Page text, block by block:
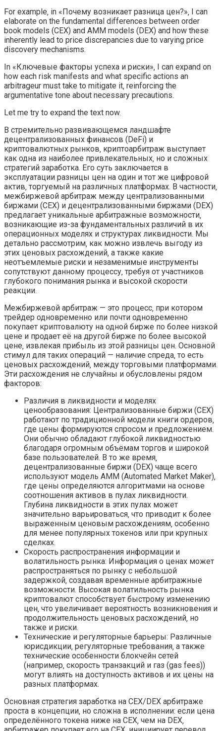
For example‚ in «Почему возникает разница цен?»‚ I can
elaborate on the fundamental differences between order
book models (CEX) and AMM models (DEX) and how these
inherently lead to price discrepancies due to varying price
discovery mechanisms.
In «Ключевые факторы успеха и риски»‚ I can expand on
how each risk manifests and what specific actions an
arbitrageur must take to mitigate it‚ reinforcing the
argumentative tone about necessary precautions.
Let me try to expand the text now.
В стремительно развивающемся ландшафте
децентрализованных финансов (DeFi) и
криптовалютных рынков‚ криптоарбитраж выступает
как одна из наиболее привлекательных‚ но и сложных
стратегий заработка. Его суть заключается в
эксплуатации разницы цен на один и тот же цифровой
актив‚ торгуемый на различных платформах. В частности‚
межбиржевой арбитраж между централизованными
биржами (CEX) и децентрализованными биржами (DEX)
предлагает уникальные арбитражные возможности‚
возникающие из-за фундаментальных различий в их
операционных моделях и структурах ликвидности. Мы
детально рассмотрим‚ как можно извлечь выгоду из
этих ценовых расхождений‚ а также какие
неотъемлемые риски и незаменимые инструменты
сопутствуют данному процессу‚ требуя от участников
глубокого понимания рынка и высокой скорости
реакции.
Межбиржевой арбитраж — это процесс‚ при котором
трейдер одновременно или почти одновременно
покупает криптовалюту на одной бирже по более низкой
цене и продает её на другой бирже по более высокой
цене‚ извлекая прибыль из этой разницы цен. Основной
стимул для таких операций — наличие спреда‚ то есть
ценовых расхождений‚ между торговыми платформами.
Эти расхождения не случайны и обусловлены рядом
факторов:
Различия в ликвидности и моделях
ценообразования: Централизованные биржи (CEX)
работают по традиционной модели книги ордеров‚
где цены формируются спросом и предложением.
Они обычно обладают глубокой ликвидностью
благодаря огромным объёмам торгов и широкой
базе пользователей. В то же время‚
децентрализованные биржи (DEX) чаще всего
используют модель AMM (Automated Market Maker)‚
где цены определяются алгоритмами на основе
соотношения активов в пулах ликвидности.
Глубина ликвидности в этих пулах может
значительно варьироваться‚ что приводит к более
выраженным ценовым расхождениям‚ особенно
для менее популярных токенов или при крупных
сделках.
Скорость распространения информации и
волатильность рынка: Информация о ценах может
распространяться по рынку с небольшой
задержкой‚ создавая временные арбитражные
возможности. Высокая волатильность рынка
криптовалют способствует быстрому изменению
цен‚ что увеличивает вероятность возникновения и
продолжительность ценовых расхождений‚ но
также и риски.
Технические и регуляторные барьеры: Различные
юрисдикции‚ регуляторные требования‚ а также
технические особенности блокчейн сетей
(например‚ скорость транзакций и газ (gas fees))
могут влиять на доступность активов и их цены на
разных платформах.
Основная стратегия заработка на CEX/DEX арбитраже
проста в концепции‚ но сложна в исполнении: если цена
определённого токена ниже на CEX‚ чем на DEX‚